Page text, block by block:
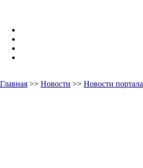
Главная >> Новости >> Новости портала